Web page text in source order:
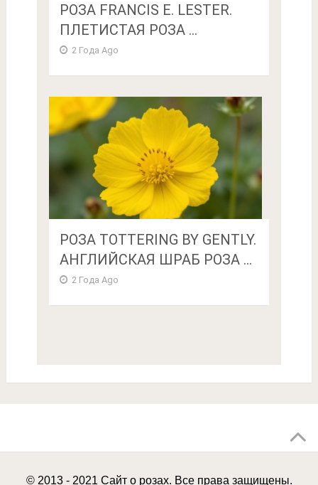
РОЗА FRANCIS E. LESTER.
ПЛЕТИСТАЯ РОЗА ...
2 Года Ago
РОЗА TOTTERING BY GENTLY.
АНГЛИЙСКАЯ ШРАБ РОЗА ...
2 Года Ago
© 2013 - 2021 Сайт о розах. Все права защищены.